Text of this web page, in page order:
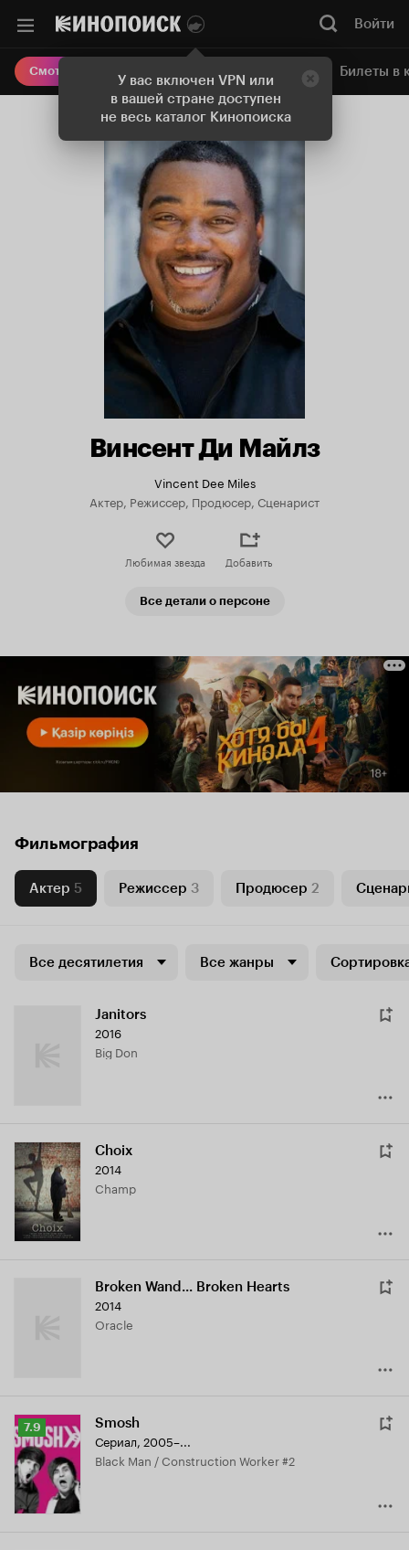
У вас включен VPN или
в вашей стране доступен
не весь каталог Кинопоиска
Войти
Смотреть кино Онлайн-кинотеатр Билеты в
Винсент Ди Майлз
Vincent Dee Miles
Актер, Режиссер, Продюсер, Сценарист
Любимая звезда Добавить
Все детали о персоне
Фильмография
Актер 5 Режиссер 3 Продюсер 2
Все десятилетия Все жанры
Janitors
2016
Big Don
Choix
2014
Champ
Broken Wand... Broken Hearts
2014
Oracle
Рейтинг
Кинопоиска
7.9
7.9 Smosh
Сериал, 2005–...
Black Man / Construction Worker #2